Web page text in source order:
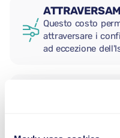
Questo costo
attraversare i
ad eccezione